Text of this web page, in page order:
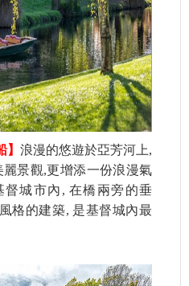
浪漫的悠遊於亞芳河上,
景觀,更增添一份浪漫氣
城市內, 在橋兩旁的垂
格的建築, 是基督城內最